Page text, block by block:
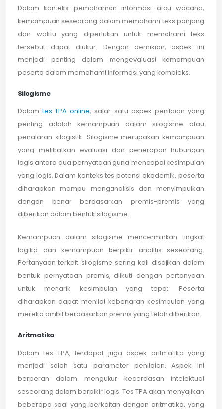
Dalam konteks pemahaman informasi atau wacana,
kemampuan seseorang dalam memahami teks panjang
dan waktu yang diperlukan untuk memahami teks
tersebut dapat diukur. Dengan demikian, aspek ini
menjadi penting dalam mengevaluasi kemampuan
peserta dalam memahami informasi yang kompleks.
Silogisme
Dalamtes TPA online, salah satu aspek penilaian yang
penting adalah kemampuan dalam silogisme atau
penalaran silogistik. Silogisme merupakan kemampuan
yang melibatkan evaluasi dan penerapan hubungan
logis antara dua pernyataan guna mencapai kesimpulan
yang logis. Dalam konteks tes potensi akademik, peserta
diharapkan mampu menganalisis dan menyimpulkan
dengan benar berdasarkan premis-premis yang
diberikan dalam bentuk silogisme.
Kemampuan dalam silogisme mencerminkan tingkat
logika dan kemampuan berpikir analitis seseorang.
Pertanyaan terkait silogisme sering kali disajikan dalam
bentuk pernyataan premis, diikuti dengan pertanyaan
untuk menarik kesimpulan yang tepat. Peserta
diharapkan dapat menilai kebenaran kesimpulan yang
mereka ambil berdasarkan premis yang telah diberikan.
Aritmatika
Dalam tes TPA, terdapat juga aspek aritmatika yang
menjadi salah satu parameter penilaian. Aspek ini
berperan dalam mengukur kecerdasan intelektual
seseorang dalam berpikir logis. Tes TPA akan menyajikan
beberapa soal yang berkaitan dengan aritmatika, yang